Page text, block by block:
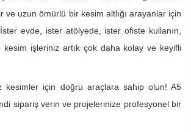
ve uzun ömürlü bir kesim altlığı arayanlar için
evde, ister atölyede, ister ofiste kullanın,
kesim işleriniz artık çok daha kolay ve keyifli
kesimler için doğru araçlara sahip olun! A5
sipariş verin ve projelerinize profesyonel bir